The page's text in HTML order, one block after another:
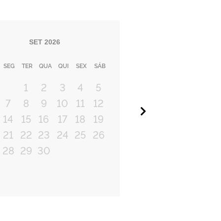
SET 2026
SEG TER QUA QUI SEX SÁB
1 2 3 4
5
7
8 9 10 11
12
14
15 16 17 18
19
21 22 23 24 25 26
28 29 30